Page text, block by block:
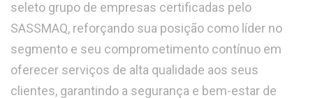
seleto grupo de empresas certificadas pelo
SASSMAQ, reforçando sua posição como líder no
segmento e seu comprometimento contínuo em
oferecer serviços de alta qualidade aos seus
clientes, garantindo a segurança e bem-estar de